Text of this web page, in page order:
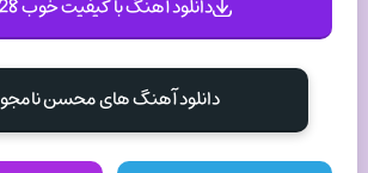
دانلود آهنگ با کیفیت خوب 128
دانلود آهنگ های محسن نامجو